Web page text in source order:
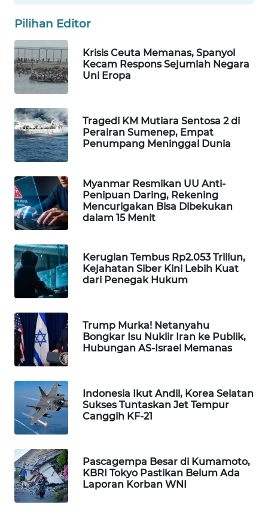
Pilihan Editor
Krisis Ceuta Memanas, Spanyol
Kecam Respons Sejumlah Negara
Uni Eropa
Tragedi KM Mutiara Sentosa 2 di
Perairan Sumenep, Empat
Penumpang Meninggal Dunia
Myanmar Resmikan UU Anti-
Penipuan Daring, Rekening
Mencurigakan Bisa Dibekukan
dalam 15 Menit
Kerugian Tembus Rp2.053 Triliun,
Kejahatan Siber Kini Lebih Kuat
dari Penegak Hukum
Trump Murka! Netanyahu
Bongkar Isu Nuklir Iran ke Publik,
Hubungan AS-Israel Memanas
Indonesia Ikut Andil, Korea Selatan
Sukses Tuntaskan Jet Tempur
Canggih KF-21
Pascagempa Besar di Kumamoto,
KBRI Tokyo Pastikan Belum Ada
Laporan Korban WNI
MAWAKA
MARTABAT
NET
PLN
WATCH
MKLI
LPKKI
LKKI
KOPEKLIN
PORTAL
KONSUMEN
FORWAMKI
ALPERKLINAS
FORJASIDA
TAMBANG
NEWS
SITUNGIR
NEWS